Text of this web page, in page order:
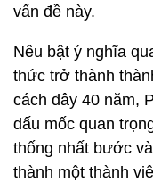
vấn đề này.
Nêu bật ý nghĩa
thức trở thành
cách đây 40 năm,
dấu mốc quan
thống nhất bước
thành một thành